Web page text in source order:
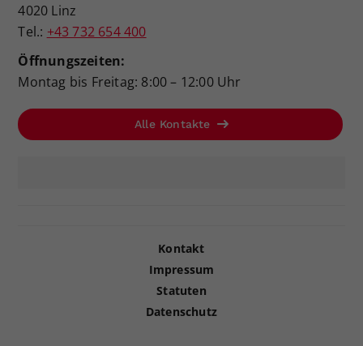
4020 Linz
Tel.: +43 732 654 400
Öffnungszeiten:
Montag bis Freitag: 8:00 – 12:00 Uhr
Alle Kontakte
Kontakt
Impressum
Statuten
Datenschutz